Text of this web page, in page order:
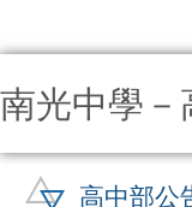
南光中學－
高中部公